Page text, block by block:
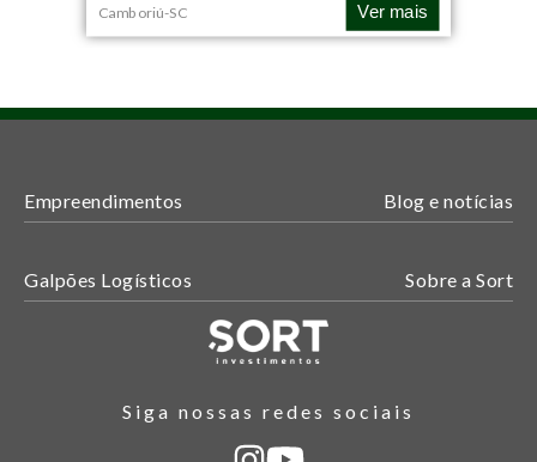
Camboriú-SC Ver mais
Empreendimentos Blog e notícias
Galpões Logísticos Sobre a Sort
Siga nossas redes sociais